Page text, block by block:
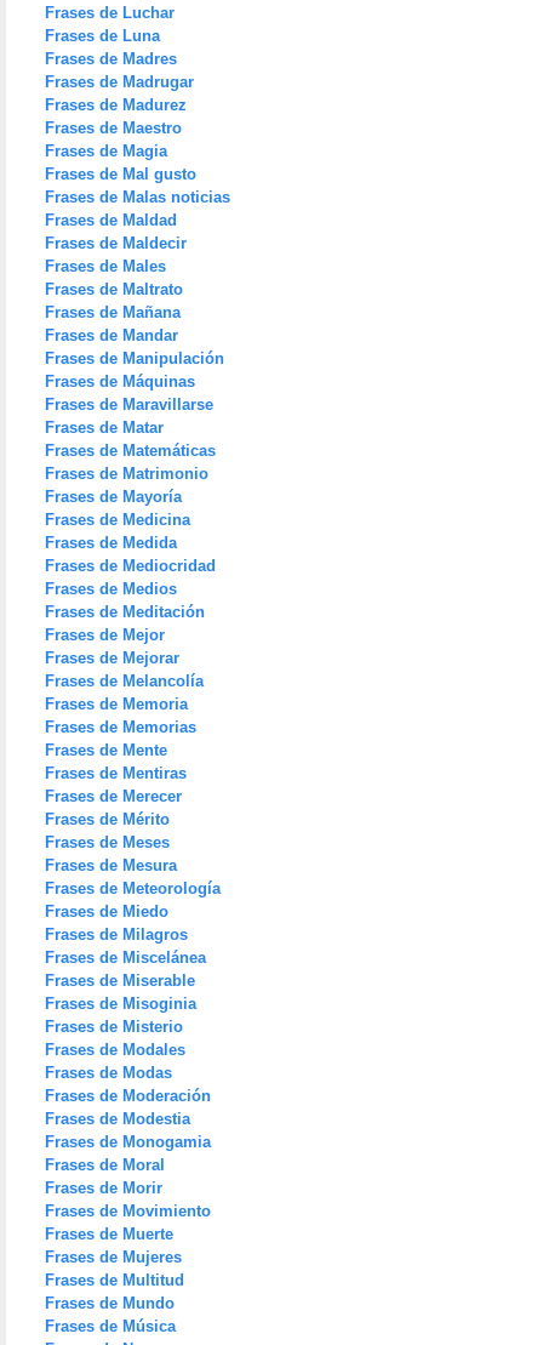
Frases de Luchar
Frases de Luna
Frases de Madres
Frases de Madrugar
Frases de Madurez
Frases de Maestro
Frases de Magia
Frases de Mal gusto
Frases de Malas noticias
Frases de Maldad
Frases de Maldecir
Frases de Males
Frases de Maltrato
Frases de Mañana
Frases de Mandar
Frases de Manipulación
Frases de Máquinas
Frases de Maravillarse
Frases de Matar
Frases de Matemáticas
Frases de Matrimonio
Frases de Mayoría
Frases de Medicina
Frases de Medida
Frases de Mediocridad
Frases de Medios
Frases de Meditación
Frases de Mejor
Frases de Mejorar
Frases de Melancolía
Frases de Memoria
Frases de Memorias
Frases de Mente
Frases de Mentiras
Frases de Merecer
Frases de Mérito
Frases de Meses
Frases de Mesura
Frases de Meteorología
Frases de Miedo
Frases de Milagros
Frases de Miscelánea
Frases de Miserable
Frases de Misoginia
Frases de Misterio
Frases de Modales
Frases de Modas
Frases de Moderación
Frases de Modestia
Frases de Monogamia
Frases de Moral
Frases de Morir
Frases de Movimiento
Frases de Muerte
Frases de Mujeres
Frases de Multitud
Frases de Mundo
Frases de Música